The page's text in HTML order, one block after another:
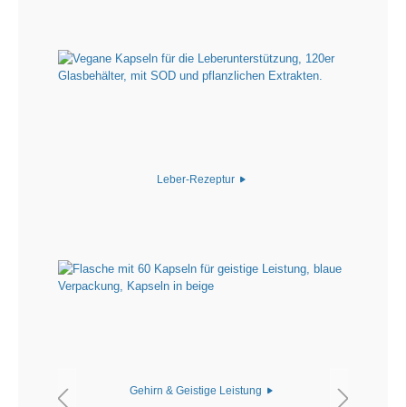
Leber-Rezeptur
Gehirn & Geistige Leistung